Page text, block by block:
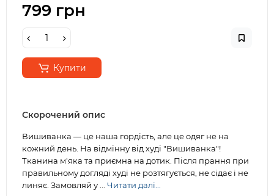
799 грн
Купити
Скорочений опис
Вишиванка — це наша гордість, але це одяг не на
кожний день. На відмінну від худі "Вишиванка"!
Тканина м'яка та приємна на дотик. Після прання при
правильному догляді худі не розтягується, не сідає і не
линяє. Замовляй у ... Читати далі...